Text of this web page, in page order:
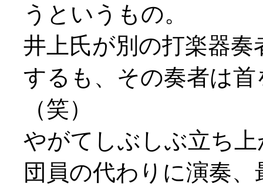
うというもの。
井上氏が別の打楽器
するも、その奏者は
（笑）
やがてしぶしぶ立ち
団員の代わりに演奏